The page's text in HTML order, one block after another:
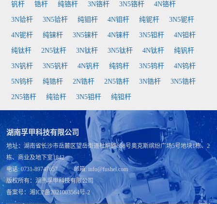
钒杆 锆杆 纯铬杆 3N铬杆 3N5铬杆 4N铬杆
3N铪杆 3N5铪杆 纯钼杆 4N钼杆 纯铌杆 3N5铌杆
4N铌杆 纯铼杆 3N5铼杆 4N铼杆 3N5钽杆 4N钽杆
纯钛杆 2N5钛杆 3N钛杆 3N5钛杆 4N钛杆 纯钒杆
3N钒杆 3N5钒杆 4N钒杆 纯钨杆 3N5钨杆 4N钨杆
5N钨杆 纯锆杆 2N锆杆 2N5锆杆 3N锆杆 3N5锆杆
2N5铬杆 纯铪杆 3N5钼杆 纯钽杆
湖南孚甲科技有限公司
地址：湖南省长沙市岳麓区望岳街道杜鹃路858号奥克斯缤纷广场5号地块1栋、2
栋、商业及地下室1842
电话: 0731-89747657 邮箱: info@fushel.com
版权所有：湖南孚甲科技有限公司
备案号：湘ICP备2021003564号-2